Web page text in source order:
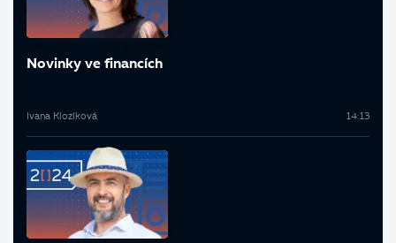
Novinky ve financích
Ivana Klozíková 14:13